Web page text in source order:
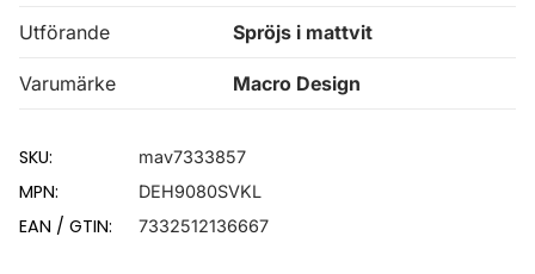
Utförande Spröjs i mattvit
Varumärke Macro Design
SKU: mav7333857
MPN: DEH9080SVKL
EAN / GTIN: 7332512136667